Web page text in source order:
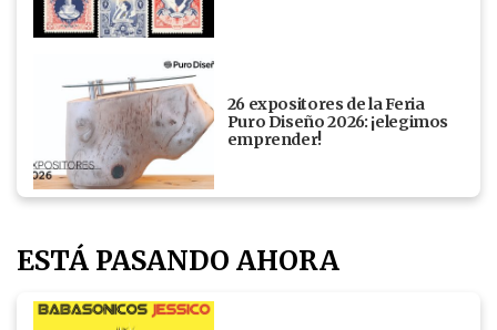
26 expositores de la Feria
Puro Diseño 2026: ¡elegimos
emprender!
ESTÁ PASANDO AHORA